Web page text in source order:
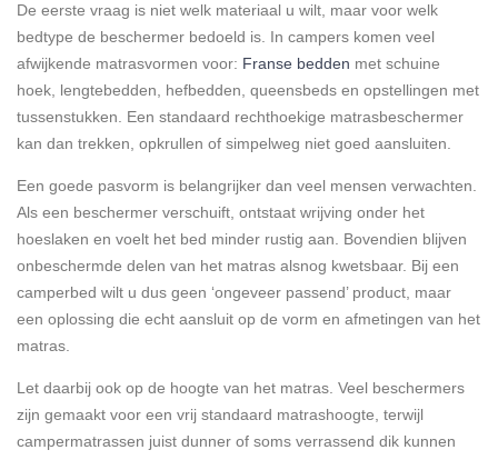
De eerste vraag is niet welk materiaal u wilt, maar voor welk
bedtype de beschermer bedoeld is. In campers komen veel
afwijkende matrasvormen voor: Franse bedden met schuine
hoek, lengtebedden, hefbedden, queensbeds en opstellingen met
tussenstukken. Een standaard rechthoekige matrasbeschermer
kan dan trekken, opkrullen of simpelweg niet goed aansluiten.
Een goede pasvorm is belangrijker dan veel mensen verwachten.
Als een beschermer verschuift, ontstaat wrijving onder het
hoeslaken en voelt het bed minder rustig aan. Bovendien blijven
onbeschermde delen van het matras alsnog kwetsbaar. Bij een
camperbed wilt u dus geen ‘ongeveer passend’ product, maar
een oplossing die echt aansluit op de vorm en afmetingen van het
matras.
Let daarbij ook op de hoogte van het matras. Veel beschermers
zijn gemaakt voor een vrij standaard matrashoogte, terwijl
campermatrassen juist dunner of soms verrassend dik kunnen